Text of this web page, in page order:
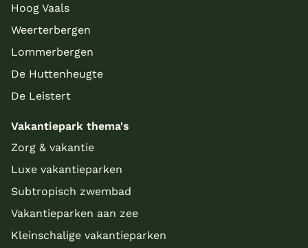
Hoog Vaals
Weerterbergen
Lommerbergen
De Huttenheugte
De Leistert
Vakantiepark thema's
Zorg & vakantie
Luxe vakantieparken
Subtropisch zwembad
Vakantieparken aan zee
Kleinschalige vakantieparken